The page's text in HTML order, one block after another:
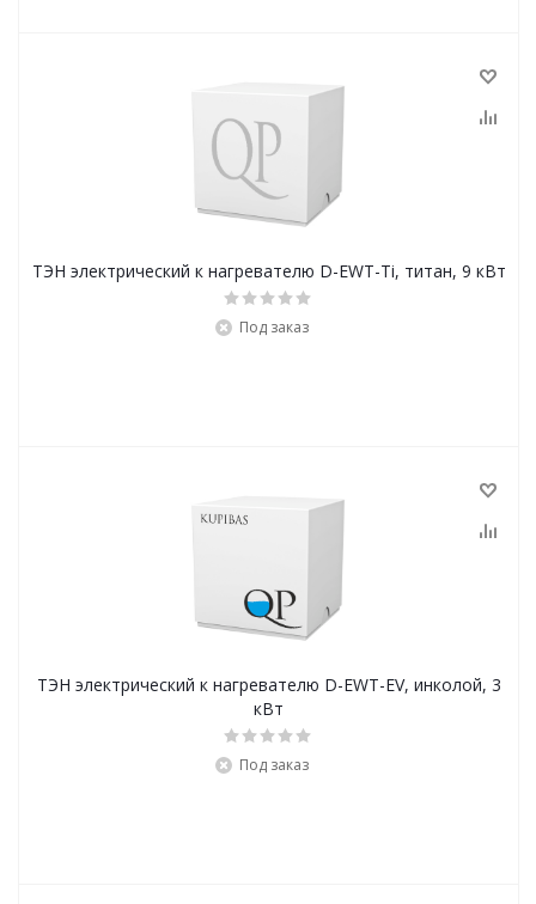
ТЭН электрический к нагревателю D-EWT-Ti, титан, 9 кВт
Под заказ
ТЭН электрический к нагревателю D-EWT-EV, инколой, 3
кВт
Под заказ